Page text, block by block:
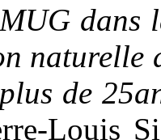
dans
de
Louis